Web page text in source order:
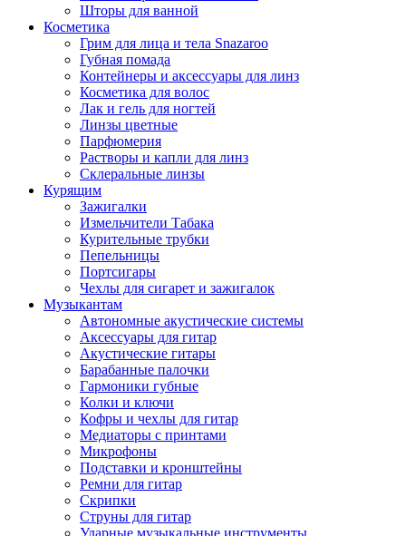
Шторы для ванной
Косметика
Грим для лица и тела Snazaroo
Губная помада
Контейнеры и аксессуары для линз
Косметика для волос
Лак и гель для ногтей
Линзы цветные
Парфюмерия
Растворы и капли для линз
Склеральные линзы
Курящим
Зажигалки
Измельчители Табака
Курительные трубки
Пепельницы
Портсигары
Чехлы для сигарет и зажигалок
Музыкантам
Автономные акустические системы
Аксессуары для гитар
Акустические гитары
Барабанные палочки
Гармоники губные
Колки и ключи
Кофры и чехлы для гитар
Медиаторы с принтами
Микрофоны
Подставки и кронштейны
Ремни для гитар
Скрипки
Струны для гитар
Ударные музыкальные инструменты